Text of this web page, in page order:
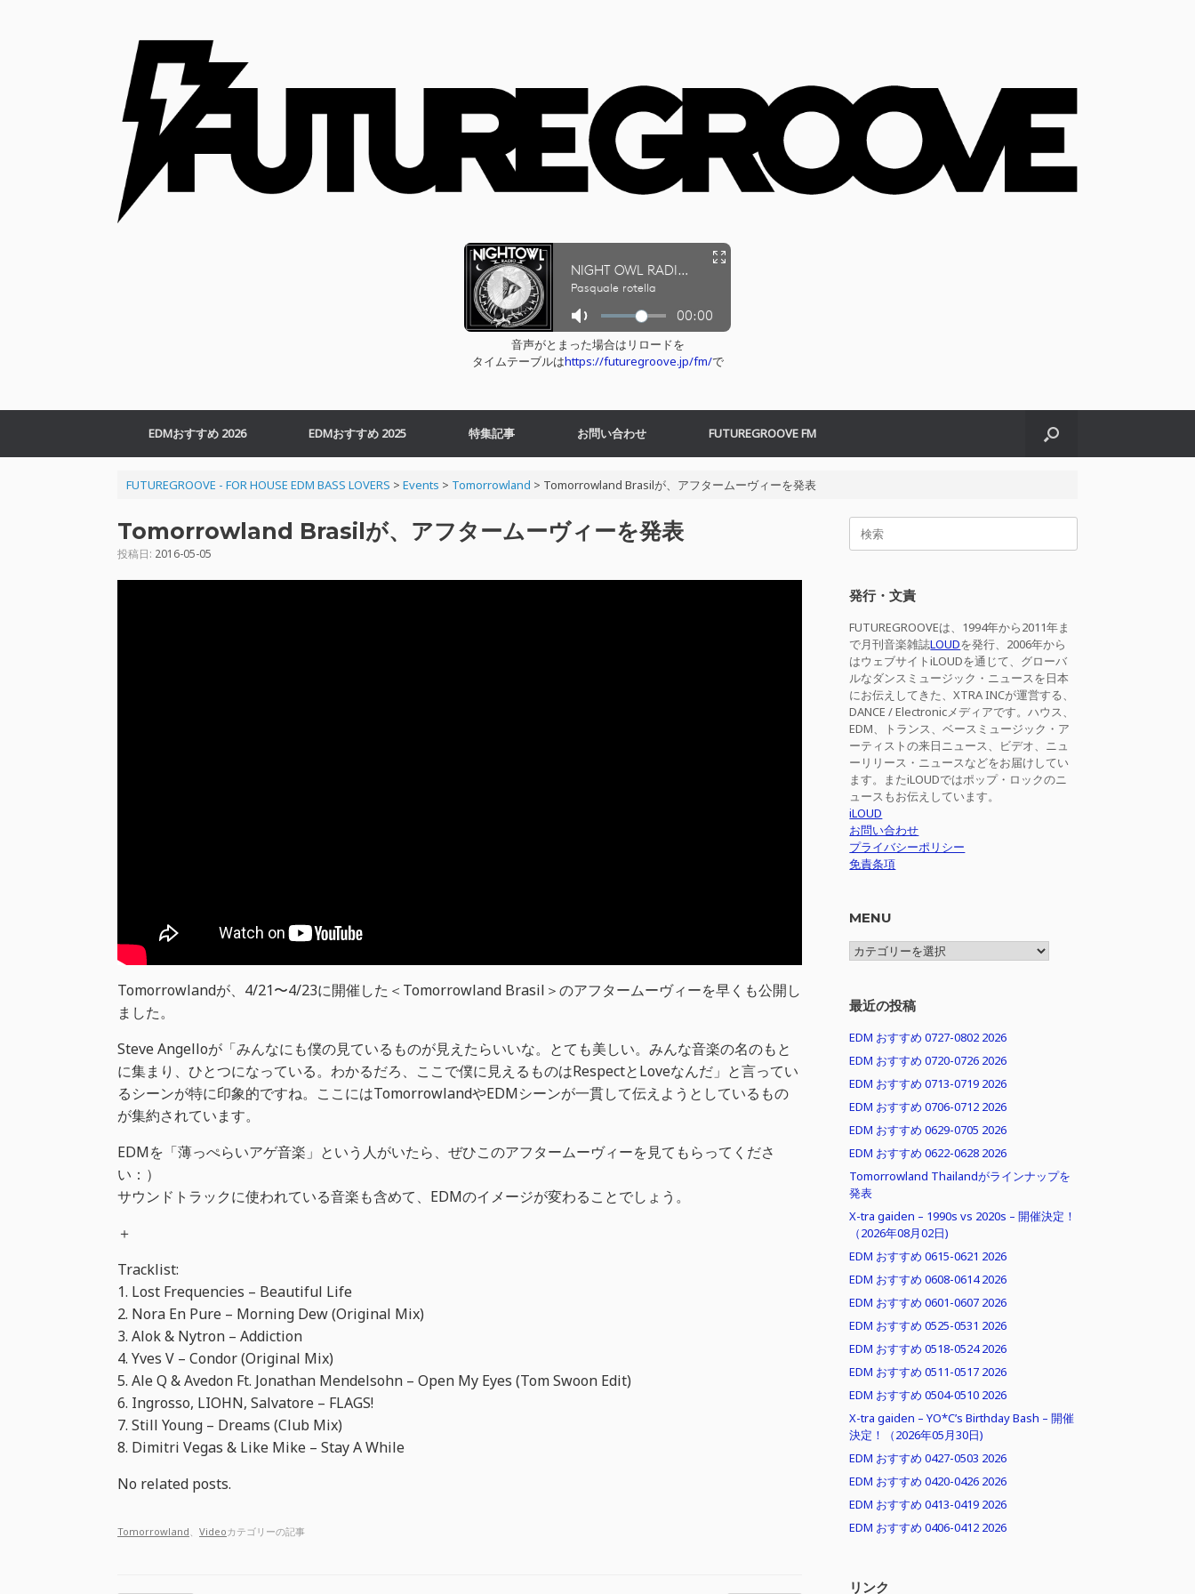
音声がとまった場合はリロードを
タイムテーブルはhttps://futuregroove.jp/fm/で
EDMおすすめ 2026 EDMおすすめ 2025 特集記事 お問い合わせ FUTUREGROOVE FM
FUTUREGROOVE - FOR HOUSE EDM BASS LOVERS > Events > Tomorrowland > Tomorrowland Brasilが、アフタームーヴィーを発表
Tomorrowland Brasilが、アフタームーヴィーを発表
投稿日: 2016-05-05
Tomorrowlandが、4/21〜4/23に開催した＜Tomorrowland Brasil＞のアフタームーヴィーを早くも公開し
ました。
Steve Angelloが「みんなにも僕の見ているものが見えたらいいな。とても美しい。みんな音楽の名のもと
に集まり、ひとつになっている。わかるだろ、ここで僕に見えるものはRespectとLoveなんだ」と言ってい
るシーンが特に印象的ですね。ここにはTomorrowlandやEDMシーンが一貫して伝えようとしているもの
が集約されています。
EDMを「薄っぺらいアゲ音楽」という人がいたら、ぜひこのアフタームーヴィーを見てもらってくださ
い：）
サウンドトラックに使われている音楽も含めて、EDMのイメージが変わることでしょう。
＋
Tracklist:
1. Lost Frequencies – Beautiful Life
2. Nora En Pure – Morning Dew (Original Mix)
3. Alok & Nytron – Addiction
4. Yves V – Condor (Original Mix)
5. Ale Q & Avedon Ft. Jonathan Mendelsohn – Open My Eyes (Tom Swoon Edit)
6. Ingrosso, LIOHN, Salvatore – FLAGS!
7. Still Young – Dreams (Club Mix)
8. Dimitri Vegas & Like Mike – Stay A While
No related posts.
Tomorrowland Videoカテゴリーの記事
検
発行・文責
FUTUREGROOVEは、1994年から2011年ま
で月刊音楽雑誌LOUDを発行、2006年から
はウェブサイトiLOUDを通じて、グローバ
ルなダンスミュージック・ニュースを日本
にお伝えしてきた、XTRA INCが運営する、
DANCE / Electronicメディアです。ハウス、
EDM、トランス、ベースミュージック・ア
ーティストの来日ニュース、ビデオ、ニュ
ーリリース・ニュースなどをお届けしてい
ます。またiLOUDではポップ・ロックのニ
ュースもお伝えしています。
iLOUD
お問い合わせ
プライバシーポリシー
免責条項
MENU
MENU
最近の投稿
EDM おすすめ 0727-0802 2026
EDM おすすめ 0720-0726 2026
EDM おすすめ 0713-0719 2026
EDM おすすめ 0706-0712 2026
EDM おすすめ 0629-0705 2026
EDM おすすめ 0622-0628 2026
Tomorrowland Thailandがラインナップを
発表
X-tra gaiden – 1990s vs 2020s – 開催決定！
（2026年08月02日)
EDM おすすめ 0615-0621 2026
EDM おすすめ 0608-0614 2026
EDM おすすめ 0601-0607 2026
EDM おすすめ 0525-0531 2026
EDM おすすめ 0518-0524 2026
EDM おすすめ 0511-0517 2026
EDM おすすめ 0504-0510 2026
X-tra gaiden – YO*C’s Birthday Bash – 開催
決定！（2026年05月30日)
EDM おすすめ 0427-0503 2026
EDM おすすめ 0420-0426 2026
EDM おすすめ 0413-0419 2026
EDM おすすめ 0406-0412 2026
リンク